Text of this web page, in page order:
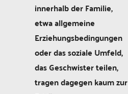
innerhalb der Familie,
etwa allgemeine
Erziehungsbedingungen
oder das soziale Umfeld,
das Geschwister teilen,
tragen dagegen kaum zur